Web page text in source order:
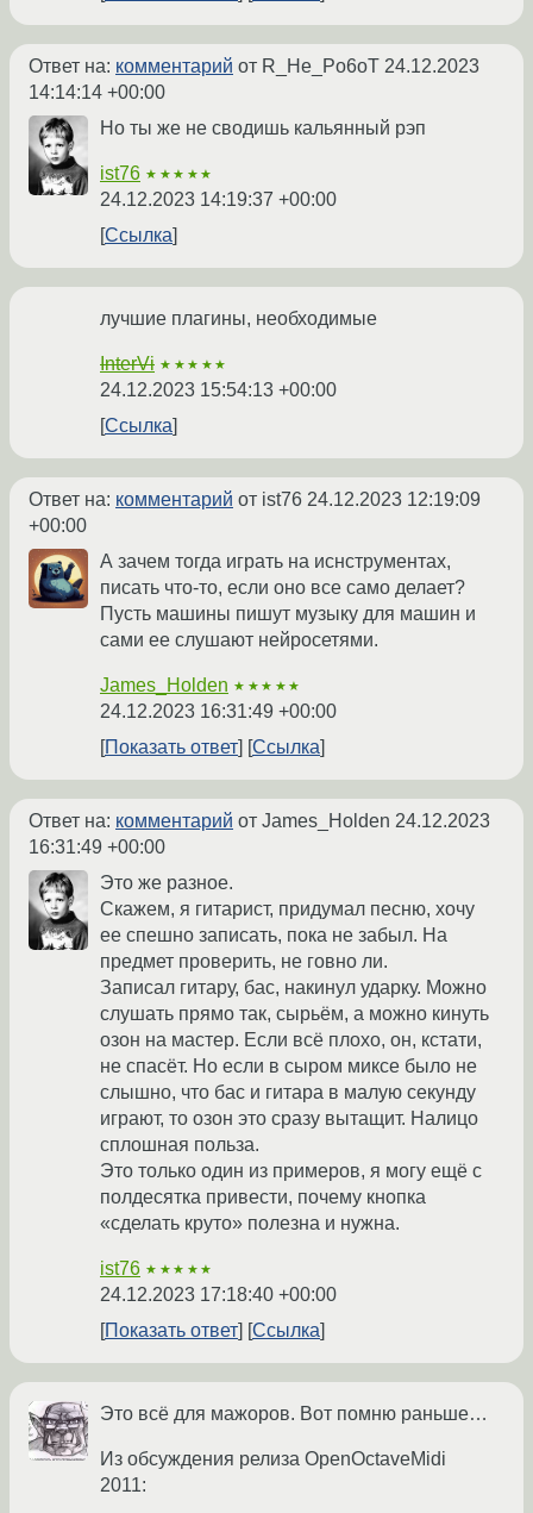
Ответ на: комментарий от R_He_Po6oT 24.12.2023
14:14:14 +00:00
Но ты же не сводишь кальянный рэп
ist76 ★★★★★
24.12.2023 14:19:37 +00:00
Ссылка
лучшие плагины, необходимые
InterVi ★★★★★
24.12.2023 15:54:13 +00:00
Ссылка
Ответ на: комментарий от ist76 24.12.2023 12:19:09
+00:00
А зачем тогда играть на иснструментах,
писать что-то, если оно все само делает?
Пусть машины пишут музыку для машин и
сами ее слушают нейросетями.
James_Holden ★★★★★
24.12.2023 16:31:49 +00:00
Показать ответ
Ссылка
Ответ на: комментарий от James_Holden 24.12.2023
16:31:49 +00:00
Это же разное.
Скажем, я гитарист, придумал песню, хочу
ее спешно записать, пока не забыл. На
предмет проверить, не говно ли.
Записал гитару, бас, накинул ударку. Можно
слушать прямо так, сырьём, а можно кинуть
озон на мастер. Если всё плохо, он, кстати,
не спасёт. Но если в сыром миксе было не
слышно, что бас и гитара в малую секунду
играют, то озон это сразу вытащит. Налицо
сплошная польза.
Это только один из примеров, я могу ещё с
полдесятка привести, почему кнопка
«сделать круто» полезна и нужна.
ist76 ★★★★★
24.12.2023 17:18:40 +00:00
Показать ответ
Ссылка
Это всё для мажоров. Вот помню раньше…
Из обсуждения релиза OpenOctaveMidi
2011: